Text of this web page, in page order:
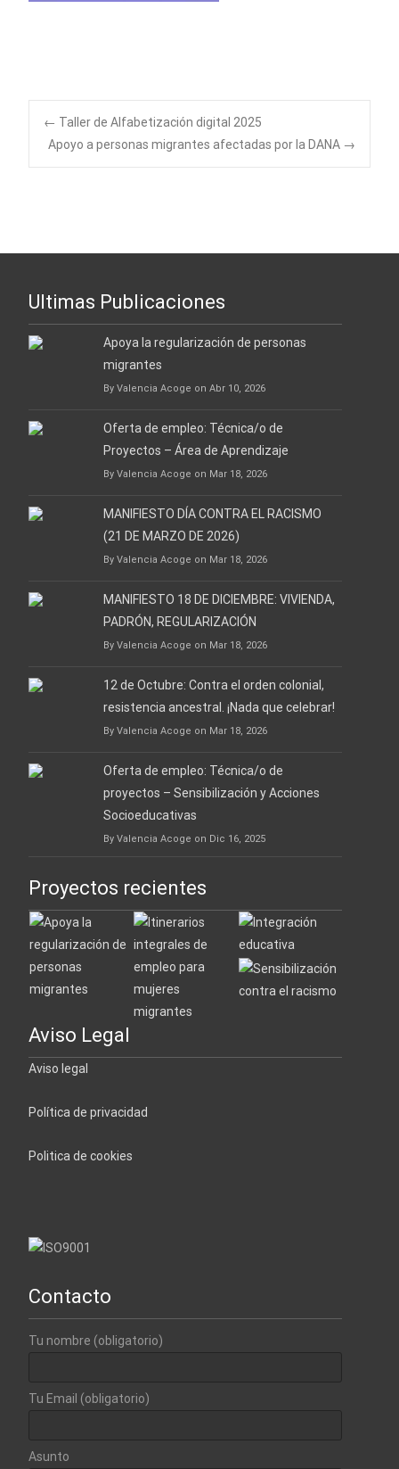
Navegación de
← Taller de Alfabetización digital 2025
Apoyo a personas migrantes afectadas por la DANA →
Ultimas Publicaciones
Apoya la regularización de personas
migrantes
By Valencia Acoge on Abr 10, 2026
Oferta de empleo: Técnica/o de
Proyectos – Área de Aprendizaje
By Valencia Acoge on Mar 18, 2026
MANIFIESTO DÍA CONTRA EL RACISMO
(21 DE MARZO DE 2026)
By Valencia Acoge on Mar 18, 2026
MANIFIESTO 18 DE DICIEMBRE: VIVIENDA,
PADRÓN, REGULARIZACIÓN
By Valencia Acoge on Mar 18, 2026
12 de Octubre: Contra el orden colonial,
resistencia ancestral. ¡Nada que celebrar!
By Valencia Acoge on Mar 18, 2026
Oferta de empleo: Técnica/o de
proyectos – Sensibilización y Acciones
Socioeducativas
By Valencia Acoge on Dic 16, 2025
Proyectos recientes
Aviso Legal
Aviso legal
Política de privacidad
Politica de cookies
Contacto
Tu nombre (obligatorio)
Tu Email (obligatorio)
Asunto